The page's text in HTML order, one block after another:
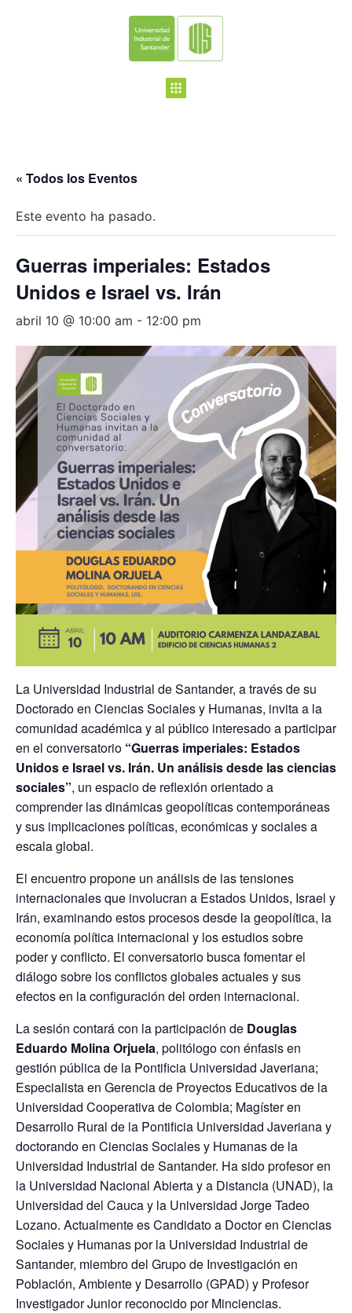
« Todos los Eventos
Este evento ha pasado.
Guerras imperiales: Estados
Unidos e Israel vs. Irán
abril 10 @ 10:00 am - 12:00 pm
La Universidad Industrial de Santander, a través de su
Doctorado en Ciencias Sociales y Humanas, invita a la
comunidad académica y al público interesado a participar
en el conversatorio “Guerras imperiales: Estados
Unidos e Israel vs. Irán. Un análisis desde las ciencias
sociales”, un espacio de reflexión orientado a
comprender las dinámicas geopolíticas contemporáneas
y sus implicaciones políticas, económicas y sociales a
escala global.
El encuentro propone un análisis de las tensiones
internacionales que involucran a Estados Unidos, Israel y
Irán, examinando estos procesos desde la geopolítica, la
economía política internacional y los estudios sobre
poder y conflicto. El conversatorio busca fomentar el
diálogo sobre los conflictos globales actuales y sus
efectos en la configuración del orden internacional.
La sesión contará con la participación de Douglas
Eduardo Molina Orjuela, politólogo con énfasis en
gestión pública de la Pontificia Universidad Javeriana;
Especialista en Gerencia de Proyectos Educativos de la
Universidad Cooperativa de Colombia; Magíster en
Desarrollo Rural de la Pontificia Universidad Javeriana y
doctorando en Ciencias Sociales y Humanas de la
Universidad Industrial de Santander. Ha sido profesor en
la Universidad Nacional Abierta y a Distancia (UNAD), la
Universidad del Cauca y la Universidad Jorge Tadeo
Lozano. Actualmente es Candidato a Doctor en Ciencias
Sociales y Humanas por la Universidad Industrial de
Santander, miembro del Grupo de Investigación en
Población, Ambiente y Desarrollo (GPAD) y Profesor
Investigador Junior reconocido por Minciencias.